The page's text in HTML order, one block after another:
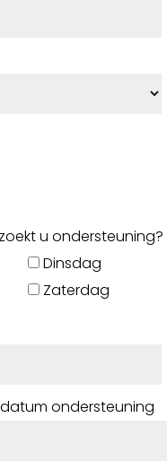
u ondersteuning?
Dinsdag
Zaterdag
ondersteuning